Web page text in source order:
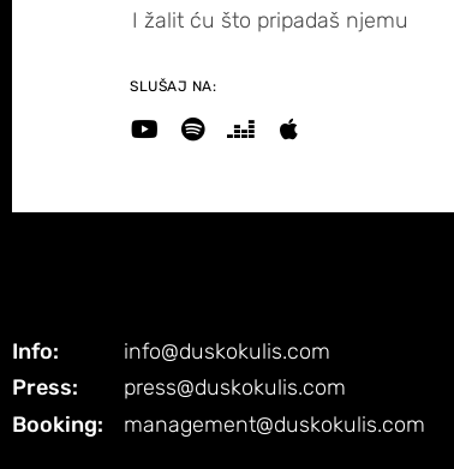
I žalit ću što pripadaš njemu
SLUŠAJ NA:
Info:
Press:
Booking:
info@duskokulis.com
press@duskokulis.com
management@duskokulis.com